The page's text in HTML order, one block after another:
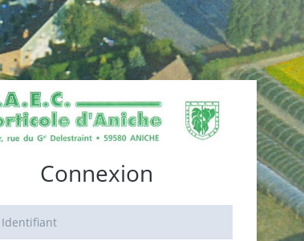
Connexion